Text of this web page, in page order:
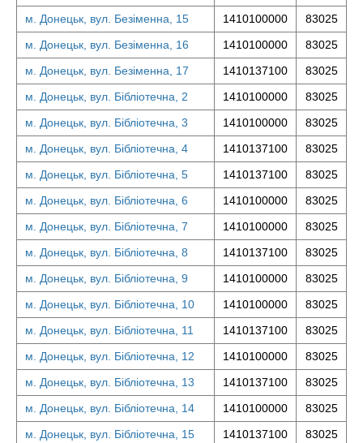
м. Донецьк, вул. Безіменна, 15
1410100000
83025
м. Донецьк, вул. Безіменна, 16
1410100000
83025
м. Донецьк, вул. Безіменна, 17
1410137100
83025
м. Донецьк, вул. Бібліотечна, 2
1410100000
83025
м. Донецьк, вул. Бібліотечна, 3
1410100000
83025
м. Донецьк, вул. Бібліотечна, 4
1410137100
83025
м. Донецьк, вул. Бібліотечна, 5
1410137100
83025
м. Донецьк, вул. Бібліотечна, 6
1410100000
83025
м. Донецьк, вул. Бібліотечна, 7
1410100000
83025
м. Донецьк, вул. Бібліотечна, 8
1410137100
83025
м. Донецьк, вул. Бібліотечна, 9
1410100000
83025
м. Донецьк, вул. Бібліотечна, 10
1410100000
83025
м. Донецьк, вул. Бібліотечна, 11
1410137100
83025
м. Донецьк, вул. Бібліотечна, 12
1410100000
83025
м. Донецьк, вул. Бібліотечна, 13
1410137100
83025
м. Донецьк, вул. Бібліотечна, 14
1410100000
83025
м. Донецьк, вул. Бібліотечна, 15
1410137100
83025